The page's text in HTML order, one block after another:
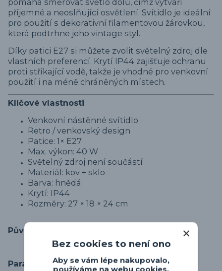
pomáhá směrovat světlo dolů, čímž vytváří
příjemné a neoslňující osvětlení. Svítidlo je ideální
pro použití s dekorativní filamentovou žárovkou,
která podtrhne jeho vintage styl.
Díky patici E27 si můžete zvolit světelný zdroj dle
vlastních preferencí. Krytí IP44 zajišťuje ochranu
proti stříkající vodě, takže je vhodné pro venkovní
použití i na méně chráněných místech.
Klíčové vlastnosti
Venkovní nástěnné svítidlo
Retro / venkovský design
Patice: 1× E27
Max. výkon: 40 W
Světelný zdroj není součástí
Materiál: kov + sklo
Barva: hnědá
Krytí: IP44
Rozměry: 27 × 18 × 24 cm
Původ zboží
Parametry
Bez cookies to není ono
Aby se vám lépe nakupovalo,
používáme na webu cookies.